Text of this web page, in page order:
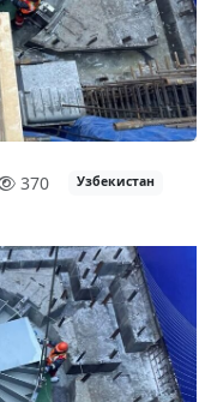
370
Узбекистан